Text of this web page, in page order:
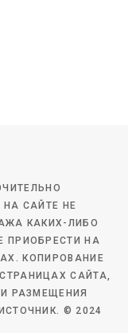
САЙТЕ НЕ
КАКИХ-ЛИБО
ПРИОБРЕСТИ НА
КОПИРОВАНИЕ
САЙТА,
РАЗМЕЩЕНИЯ
© 2024